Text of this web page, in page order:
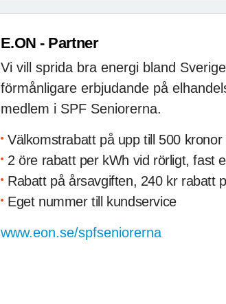
E.ON - Partner
Vi vill sprida bra energi bland
förmånligare erbjudande på
medlem i SPF Seniorerna.
Välkomstrabatt på upp till 500
2 öre rabatt per kWh vid rörligt, fast
Rabatt på årsavgiften, 240 kr rabatt
Eget nummer till kundservice
www.eon.se/spfseniorerna